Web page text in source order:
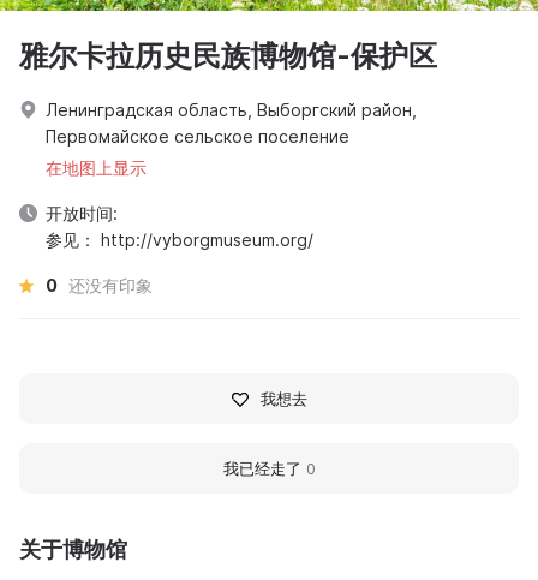
关于博物馆
雅尔卡拉历史民族博物馆-保护区
Ленинградская область, Выборгский район,
Первомайское сельское поселение
在地图上显示
开放时间:
参见： http://vyborgmuseum.org/
0 还没有印象
我想去
我已经走了 0